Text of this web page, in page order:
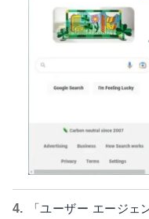
「ユーザー エージェ